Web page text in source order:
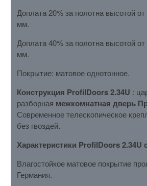
Доплата 20% за полотна высотой
мм.
Доплата 40% за полотна высотой
мм.
Покрытие: матовое однотонное.
Конструкция ProfilDoors 2.34U :
разборная межкомнатная дверь
Современное телескопическое
без гвоздей.
Характеристики ProfilDoors 2.34U
Влагостойкое матовое покрытие
Германия.